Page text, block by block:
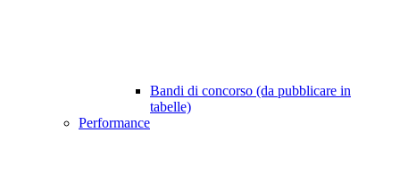
Bandi di concorso (da pubblicare in
tabelle)
Performance